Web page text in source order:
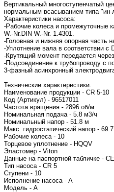
Вертикальный многоступенчатый
нормальным всасыванием типа
Характеристики насоса:
-Рабочие колеса и промежуточные
W.-Nr.DIN W.-Nr. 1.4301.
-Головная и нижняя опорная часть
-Уплотнение вала в соответствии с
-Крутящий момент передается
-Подсоединение к трубопроводу с
3-фазный асинхронный
Технические характеристики:
Наименование продукции - CR 5-10
Код (Артикул) - 96517011
Частота вращения - 2896 об/м
Номинальная подача - 5.8 м3/ч
Номинальный напор - 51.8 м
Макс. гидростатический напор -
Рабочие колеса - 10
Торцевое уплотнение - HQQV
Эластомер - Viton
Данные на паспортной табличке - CE
Тип насоса - CR 5
Ступени - 10
Исполнение насоса - A
Модель - A